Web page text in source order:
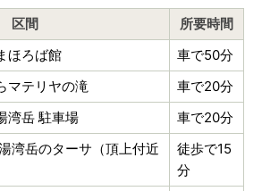
区間
所要時間
ほろば館
車で50分
マテリヤの滝
車で20分
湾岳 駐車場
車で20分
湾岳のターサ（頂上付近
徒歩で15
分